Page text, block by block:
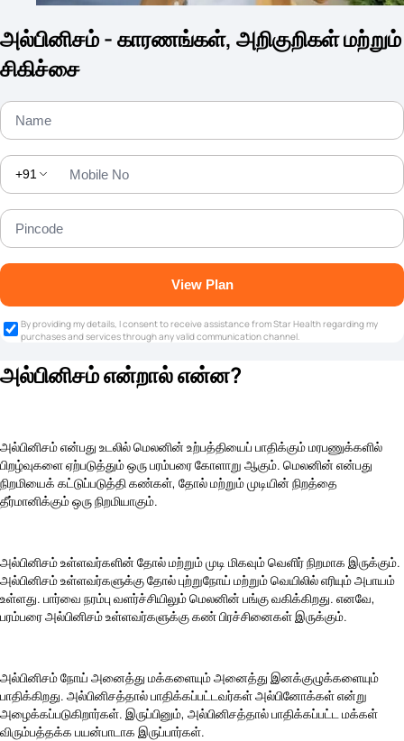
அல்பினிசம் - காரணங்கள், அறிகுறிகள் மற்றும்
சிகிச்சை
+91
View Plan
By providing my details, I consent to receive assistance from Star Health regarding my
purchases and services through any valid communication channel.
அல்பினிசம் என்றால் என்ன?
அல்பினிசம் என்பது உடலில் மெலனின் உற்பத்தியைப் பாதிக்கும் மரபணுக்களில்
பிறழ்வுகளை ஏற்படுத்தும் ஒரு பரம்பரை கோளாறு ஆகும். மெலனின் என்பது
நிறமியைக் கட்டுப்படுத்தி கண்கள், தோல் மற்றும் முடியின் நிறத்தை
தீர்மானிக்கும் ஒரு நிறமியாகும்.
அல்பினிசம் உள்ளவர்களின் தோல் மற்றும் முடி மிகவும் வெளிர் நிறமாக இருக்கும்.
அல்பினிசம் உள்ளவர்களுக்கு தோல் புற்றுநோய் மற்றும் வெயிலில் எரியும் அபாயம்
உள்ளது. பார்வை நரம்பு வளர்ச்சியிலும் மெலனின் பங்கு வகிக்கிறது. எனவே,
பரம்பரை அல்பினிசம் உள்ளவர்களுக்கு கண் பிரச்சினைகள் இருக்கும்.
அல்பினிசம் நோய் அனைத்து மக்களையும் அனைத்து இனக்குழுக்களையும்
பாதிக்கிறது. அல்பினிசத்தால் பாதிக்கப்பட்டவர்கள் அல்பினோக்கள் என்று
அழைக்கப்படுகிறார்கள். இருப்பினும், அல்பினிசத்தால் பாதிக்கப்பட்ட மக்கள்
விரும்பத்தக்க பயன்பாடாக இருப்பார்கள்.